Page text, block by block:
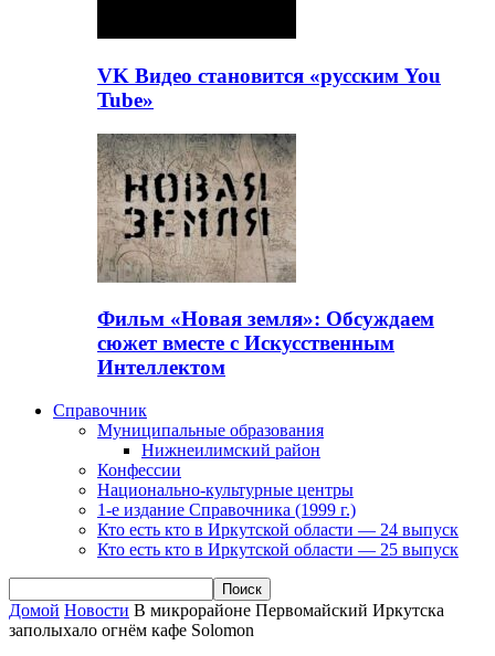
VK Видео становится «русским You
Tube»
Фильм «Новая земля»: Обсуждаем
сюжет вместе с Искусственным
Интеллектом
Справочник
Муниципальные образования
Нижнеилимский район
Конфессии
Национально-культурные центры
1-е издание Справочника (1999 г.)
Кто есть кто в Иркутской области — 24 выпуск
Кто есть кто в Иркутской области — 25 выпуск
Домой Новости В микрорайоне Первомайский Иркутска
заполыхало огнём кафе Solomon